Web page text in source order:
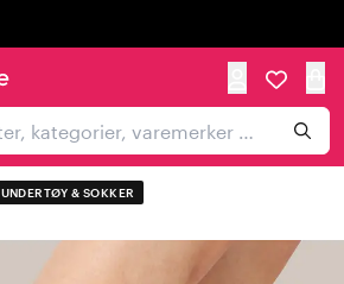
UNDERTØY & SOKKER